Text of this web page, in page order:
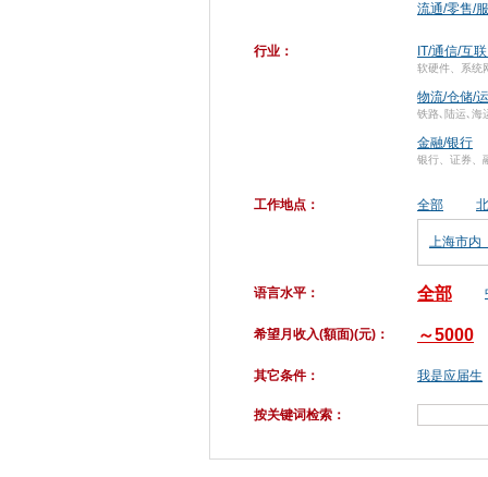
流通/零售/
行业： IT/通信/互
软硬件、系统
物流/仓储/
铁路､陆运､海
金融/银行
银行、证券、
工作地点： 全部
上海市内
语言水平： 全部
希望月收入(額面)(元)： ～5000
其它条件： 我是应届生
按关键词检索：